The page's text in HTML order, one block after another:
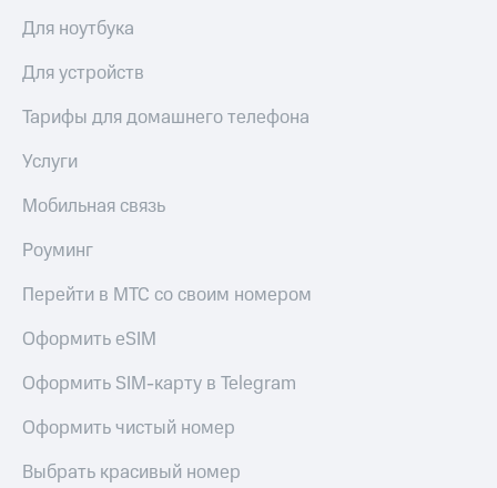
Для ноутбука
Для устройств
Тарифы для домашнего телефона
Услуги
Мобильная связь
Роуминг
Перейти в МТС со своим номером
Оформить eSIM
Оформить SIM-карту в Telegram
Оформить чистый номер
Выбрать красивый номер